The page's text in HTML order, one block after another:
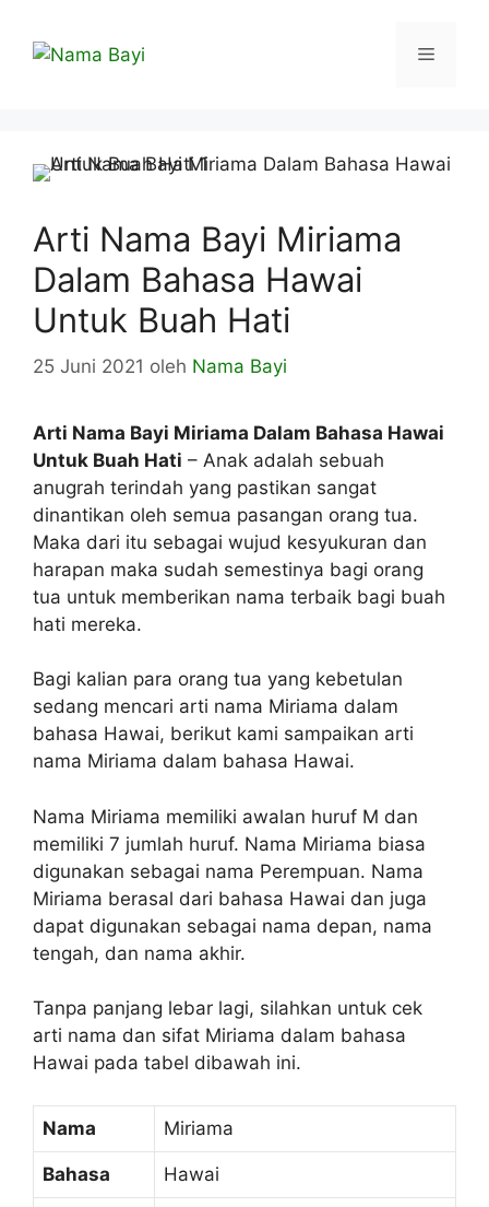
Menu
Arti Nama Bayi Miriama
Dalam Bahasa Hawai
Untuk Buah Hati
25 Juni 2021 oleh Nama Bayi
Arti Nama Bayi Miriama Dalam Bahasa Hawai
Untuk Buah Hati – Anak adalah sebuah
anugrah terindah yang pastikan sangat
dinantikan oleh semua pasangan orang tua.
Maka dari itu sebagai wujud kesyukuran dan
harapan maka sudah semestinya bagi orang
tua untuk memberikan nama terbaik bagi buah
hati mereka.
Bagi kalian para orang tua yang kebetulan
sedang mencari arti nama Miriama dalam
bahasa Hawai, berikut kami sampaikan arti
nama Miriama dalam bahasa Hawai.
Nama Miriama memiliki awalan huruf M dan
memiliki 7 jumlah huruf. Nama Miriama biasa
digunakan sebagai nama Perempuan. Nama
Miriama berasal dari bahasa Hawai dan juga
dapat digunakan sebagai nama depan, nama
tengah, dan nama akhir.
Tanpa panjang lebar lagi, silahkan untuk cek
arti nama dan sifat Miriama dalam bahasa
Hawai pada tabel dibawah ini.
Nama Miriama
Bahasa Hawai